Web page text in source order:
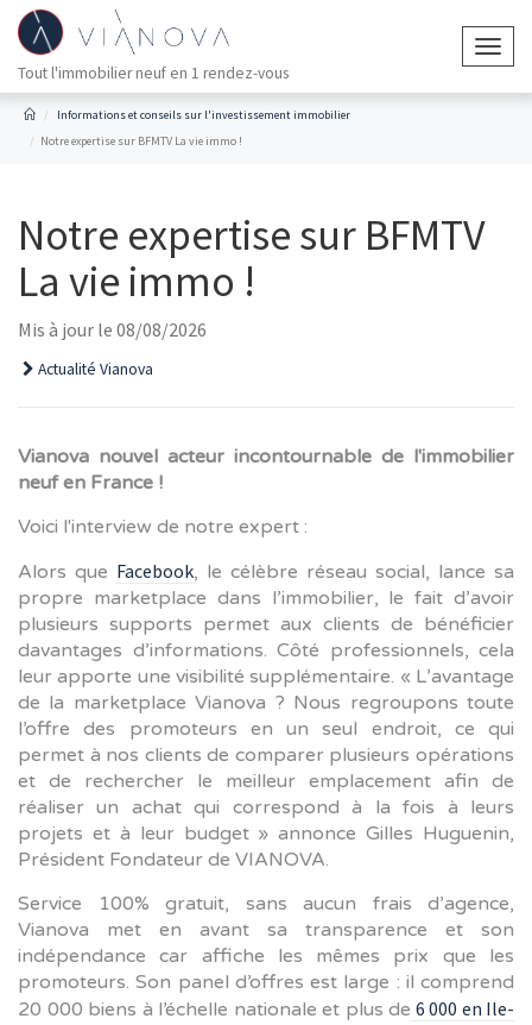
Tout l'immobilier neuf en 1 rendez-vous
Informations et conseils sur l'investissement immobilier
Notre expertise sur BFMTV La vie immo !
Notre expertise sur BFMTV
La vie immo !
Mis à jour le 08/08/2026
Actualité Vianova
Vianova nouvel acteur incontournable de l'immobilier
neuf en France !
Voici l'interview de notre expert :
Alors que Facebook, le célèbre réseau social, lance sa
propre marketplace dans l’immobilier, le fait d’avoir
plusieurs supports permet aux clients de bénéficier
davantages d’informations. Côté professionnels, cela
leur apporte une visibilité supplémentaire. « L’avantage
de la marketplace Vianova ? Nous regroupons toute
l’offre des promoteurs en un seul endroit, ce qui
permet à nos clients de comparer plusieurs opérations
et de rechercher le meilleur emplacement afin de
réaliser un achat qui correspond à la fois à leurs
projets et à leur budget » annonce Gilles Huguenin,
Président Fondateur de VIANOVA.
Service 100% gratuit, sans aucun frais d’agence,
Vianova met en avant sa transparence et son
indépendance car affiche les mêmes prix que les
promoteurs. Son panel d’offres est large : il comprend
20 000 biens à l’échelle nationale et plus de 6 000 en Ile-